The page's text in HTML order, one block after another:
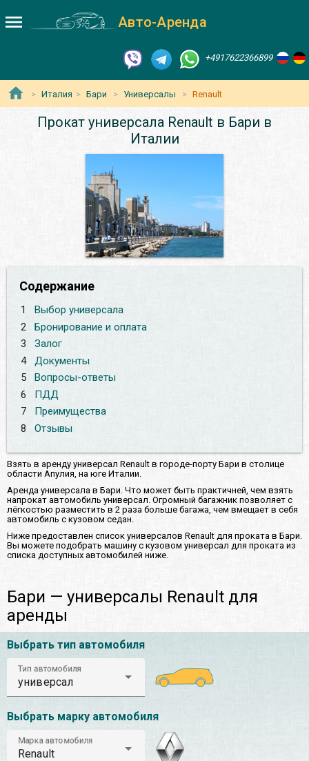
Авто-Аренда
+4917622366899
Италия Бари Универсалы Renault
Прокат универсала Renault в Бари в
Италии
Содержание
1
Выбор универсала
2
Бронирование и оплата
3
Залог
4
Документы
5
Вопросы-ответы
6
ПДД
7
Преимущества
8
Отзывы
Взять в аренду универсал Renault в городе-порту Бари в столице
области Апулия, на юге Италии.
Аренда универсала в Бари. Что может быть практичней, чем взять
напрокат автомобиль универсал. Огромный багажник позволяет с
лёгкостью разместить в 2 раза больше багажа, чем вмещает в себя
автомобиль с кузовом седан.
Ниже предоставлен список универсалов Renault для проката в Бари.
Вы можете подобрать машину с кузовом универсал для проката из
списка доступных автомобилей ниже.
Бари — универсалы Renault для
аренды
Выбрать тип автомобиля
Тип автомобиля
универсал
Выбрать марку автомобиля
Марка автомобиля
Renault